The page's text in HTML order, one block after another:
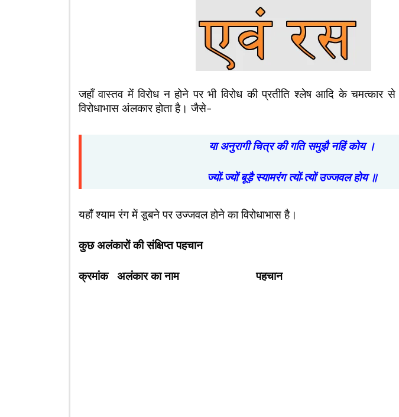
जहाँ वास्तव में विरोध न होने पर भी विरोध की प्रतीति श्लेष आदि के चमत्कार से
विरोधाभास अंलकार होता है। जैसे-
या अनुरागी चित्र की गति समुझै नहिं कोय ।
ज्यों-ज्यों बूड़ै स्यामरंग त्यों-त्यों उज्जवल होय ॥
यहाँ श्याम रंग में डूबने पर उज्जवल होने का विरोधाभास है।
कुछ अलंकारों की संक्षिप्त पहचान
क्रमांक अलंकार का नाम पहचान